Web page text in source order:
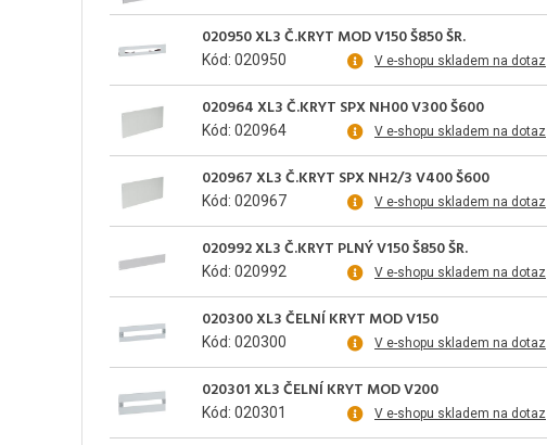
020950 XL3 Č.KRYT MOD V150 Š850 ŠR.
Kód: 020950 V e-shopu skladem na dotaz
020964 XL3 Č.KRYT SPX NH00 V300 Š600
Kód: 020964 V e-shopu skladem na dotaz
020967 XL3 Č.KRYT SPX NH2/3 V400 Š600
Kód: 020967 V e-shopu skladem na dotaz
020992 XL3 Č.KRYT PLNÝ V150 Š850 ŠR.
Kód: 020992 V e-shopu skladem na dotaz
020300 XL3 ČELNÍ KRYT MOD V150
Kód: 020300 V e-shopu skladem na dotaz
020301 XL3 ČELNÍ KRYT MOD V200
Kód: 020301 V e-shopu skladem na dotaz